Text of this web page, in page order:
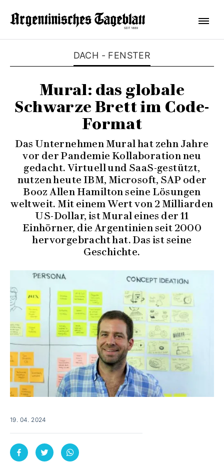
DACH - FENSTER
Mural: das globale
Schwarze Brett im Code-
Format
Das Unternehmen Mural hat zehn Jahre
vor der Pandemie Kollaboration neu
gedacht. Virtuell und SaaS-gestützt,
nutzen heute IBM, Microsoft, SAP oder
Booz Allen Hamilton seine Lösungen
weltweit. Mit einem Wert von 2 Milliarden
US-Dollar, ist Mural eines der 11
Einhörner, die Argentinien seit 2000
hervorgebracht hat. Das ist seine
Geschichte.
19. 04. 2024